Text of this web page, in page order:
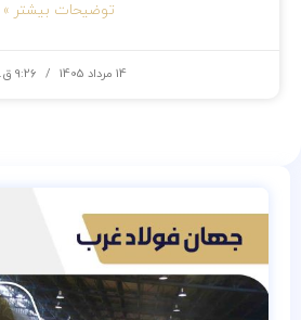
توضیحات بیشتر »
14 مرداد 1405 9:26 ق.ظ